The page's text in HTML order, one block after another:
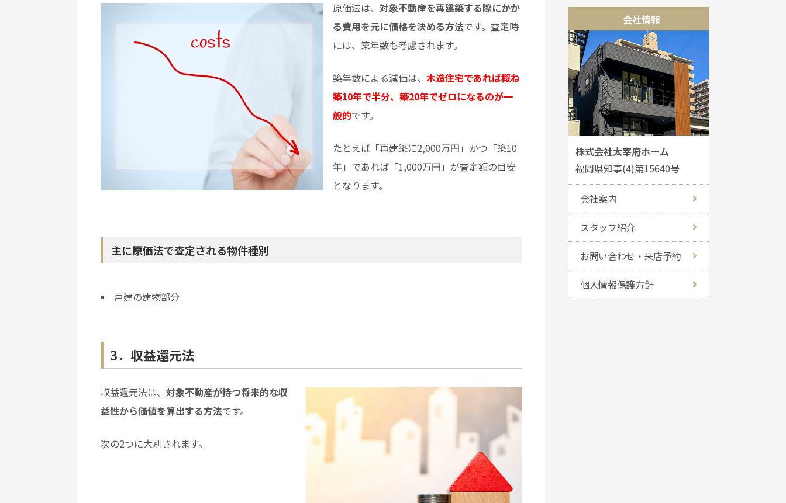
原価法は、 対象不動産を再建築する際にかか
る費用を元に価格を決める方法です。査定時
には、築年数も考慮されます。
築年数による減価は、 木造住宅であれば概ね
築10年で半分、築20年でゼロになるのが一
般的です。
たとえば「再建築に2,000万円」かつ「築10
年」であれば「1,000万円」が査定額の目安
となります。
主に原価法で査定される物件種別
戸建の建物部分
3．収益還元法
収益還元法は、 対象不動産が持つ将来的な収
益性から価値を算出する方法です。
次の2つに大別されます。
会社情報
株式会社太宰府ホーム
福岡県知事(4)第15640号
会社案内
スタッフ紹介
お問い合わせ・来店予約
個人情報保護方針